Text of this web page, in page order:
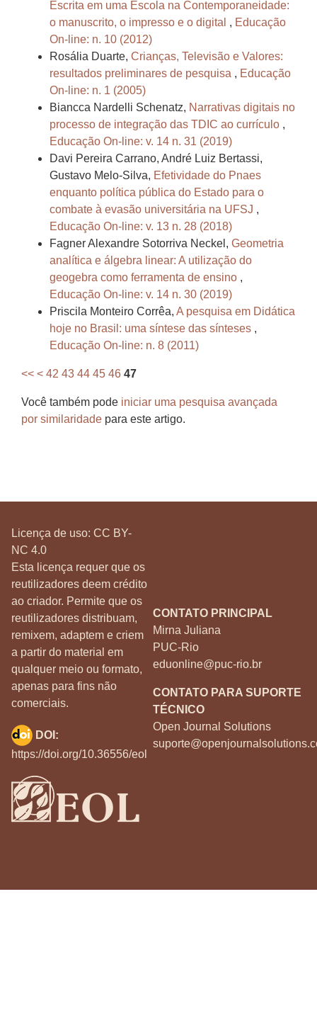
Escrita em uma Escola na Contemporaneidade:
o manuscrito, o impresso e o digital , Educação
On-line: n. 10 (2012)
Rosália Duarte, Crianças, Televisão e Valores:
resultados preliminares de pesquisa , Educação
On-line: n. 1 (2005)
Biancca Nardelli Schenatz, Narrativas digitais no
processo de integração das TDIC ao currículo ,
Educação On-line: v. 14 n. 31 (2019)
Davi Pereira Carrano, André Luiz Bertassi,
Gustavo Melo-Silva, Efetividade do Pnaes
enquanto política pública do Estado para o
combate à evasão universitária na UFSJ ,
Educação On-line: v. 13 n. 28 (2018)
Fagner Alexandre Sotorriva Neckel, Geometria
analítica e álgebra linear: A utilização do
geogebra como ferramenta de ensino ,
Educação On-line: v. 14 n. 30 (2019)
Priscila Monteiro Corrêa, A pesquisa em Didática
hoje no Brasil: uma síntese das sínteses ,
Educação On-line: n. 8 (2011)
<< < 42 43 44 45 46 47
Você também pode iniciar uma pesquisa avançada
por similaridade para este artigo.
Licença de uso: CC BY-
NC 4.0
Esta licença requer que os
reutilizadores deem crédito
ao criador. Permite que os
reutilizadores distribuam,
remixem, adaptem e criem
a partir do material em
qualquer meio ou formato,
apenas para fins não
comerciais.
CONTATO PRINCIPAL
Mirna Juliana
PUC-Rio
eduonline@puc-rio.br
CONTATO PARA SUPORTE
TÉCNICO
Open Journal Solutions
DOI:
https://doi.org/10.36556/eol